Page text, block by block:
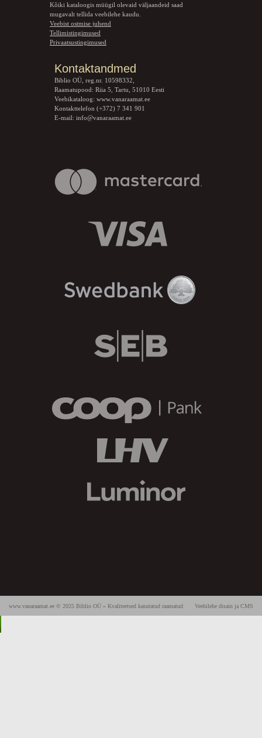
Kõiki kataloogis müügil olevaid väljaandeid saad
mugavalt tellida veebilehe kaudu.
Veebist ostmise juhend
Tellimistingimused
Privaatsustingimused
Kontaktandmed
Biblio OÜ, reg.nr. 10598332,
Raamatupood: Riia 5, Tartu, 51010 Eesti
Veebikataloog: www.vanaraamat.ee
Kontakttelefon (+372) 7 341 901
E-mail: info@vanaraamat.ee
Veebilehe disain ja CMS
www.vanaraamat.ee © 2025 Biblio OÜ » Kvaliteetsed kasutatud raamatud